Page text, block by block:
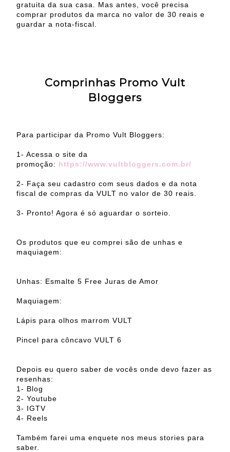
gratuita da sua casa. Mas antes, você precisa
comprar produtos da marca no valor de 30 reais e
guardar a nota-fiscal.
Comprinhas Promo Vult
Bloggers
Para participar da Promo Vult Bloggers:
1- Acessa o site da
promoção: https://www.vultbloggers.com.br/
2- Faça seu cadastro com seus dados e da nota
fiscal de compras da VULT no valor de 30 reais.
3- Pronto! Agora é só aguardar o sorteio.
Os produtos que eu comprei são de unhas e
maquiagem:
Unhas: Esmalte 5 Free Juras de Amor
Maquiagem:
Lápis para olhos marrom VULT
Pincel para côncavo VULT 6
Depois eu quero saber de vocês onde devo fazer as
resenhas:
1- Blog
2- Youtube
3- IGTV
4- Reels
Também farei uma enquete nos meus stories para
saber.